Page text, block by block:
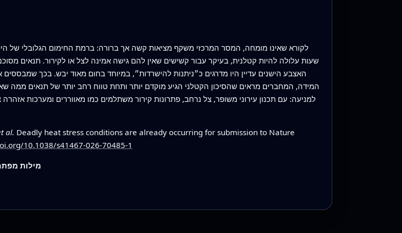
לקורא שאינו מומחה, המסר המרכזי משקף מציאות קשה אך ברורה: ברמת החימום הגלובלי של
שעות עלולה להיות קטלנית, בעיקר עבור קשישים שאין להם גישה אמינה לצל או לקירור. תנאים
האצבע הישנים עדיין היו מדרגים כ״ניתנות להישרדות״, במיוחד בחום מאוד יבש. בכך
המידה, המחברים מראים שהסיכון הקטלני הגיע מוקדם יותר ותחת טווח רחב יותר של תנאים ממה
למניעה: עם תכנון עירוני משופר, צל נרחב, פתרונות קירור משתלמים כמו מאווררים ומערכות
al. Deadly heat stress conditions are already occurring for submission to Nature
10.1038/s41467-026-70485-1
מילות